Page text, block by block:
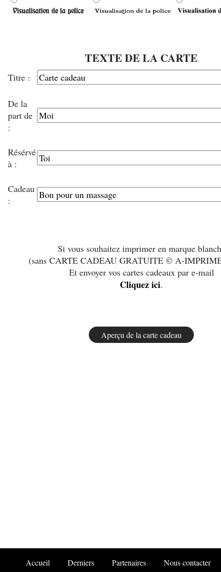
TEXTE DE LA CARTE
Titre :
De la
part de
:
Résérvé
à :
Cadeau
:
Si vous souhaitez imprimer en marque
(sans CARTE CADEAU GRATUITE © A-
Et envoyer vos cartes cadeaux par e-mail
Cliquez ici.
Accueil Derniers Partenaires Nous contacter